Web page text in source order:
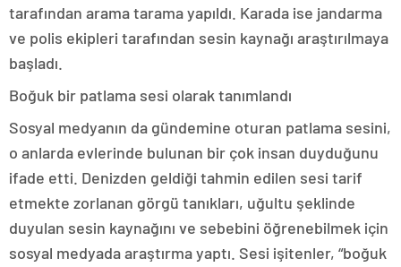
tarafından arama tarama yapıldı. Karada ise jandarma
ve polis ekipleri tarafından sesin kaynağı araştırılmaya
başladı.
Boğuk bir patlama sesi olarak tanımlandı
Sosyal medyanın da gündemine oturan patlama sesini,
o anlarda evlerinde bulunan bir çok insan duyduğunu
ifade etti. Denizden geldiği tahmin edilen sesi tarif
etmekte zorlanan görgü tanıkları, uğultu şeklinde
duyulan sesin kaynağını ve sebebini öğrenebilmek için
sosyal medyada araştırma yaptı. Sesi işitenler, “boğuk